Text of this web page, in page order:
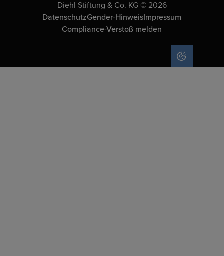
Diehl Stiftung & Co. KG © 2026
DatenschutzGender-HinweisImpressum
Compliance-Verstoß melden
COOKIE-